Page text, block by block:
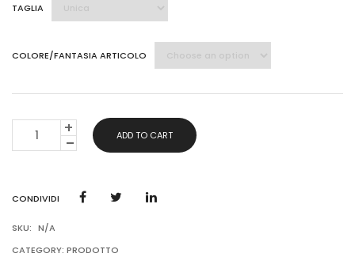
TAGLIA
COLORE/FANTASIA ARTICOLO
ESTATE
QUANTITY
ADD TO CART
CONDIVIDI
SKU: N/A
CATEGORY: PRODOTTO